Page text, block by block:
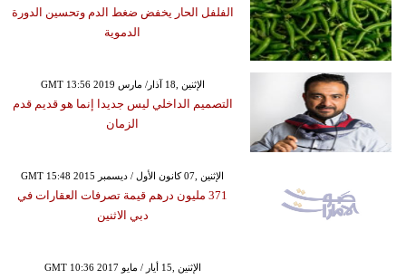
الفلفل الحار يخفض ضغط الدم وتحسين الدورة
الدموية
GMT 13:56 2019 الإثنين ,18 آذار/ مارس
التصميم الداخلي ليس جديدا إنما هو قديم قدم
الزمان
GMT 15:48 2015 الإثنين ,07 كانون الأول / ديسمبر
371 مليون درهم قيمة تصرفات العقارات في
دبي الاثنين
GMT 10:36 2017 الإثنين ,15 أيار / مايو